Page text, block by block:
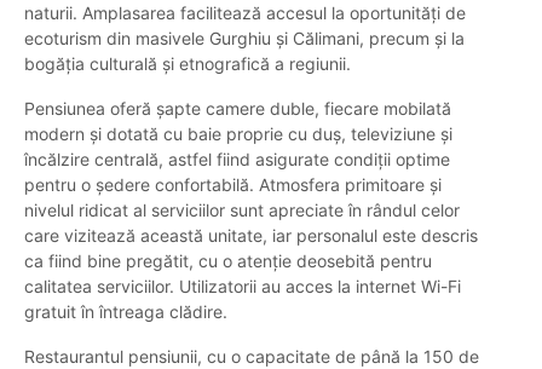
naturii. Amplasarea facilitează accesul la oportunități de
ecoturism din masivele Gurghiu și Călimani, precum și la
bogăția culturală și etnografică a regiunii.
Pensiunea oferă șapte camere duble, fiecare mobilată
modern și dotată cu baie proprie cu duș, televiziune și
încălzire centrală, astfel fiind asigurate condiții optime
pentru o ședere confortabilă. Atmosfera primitoare și
nivelul ridicat al serviciilor sunt apreciate în rândul celor
care vizitează această unitate, iar personalul este descris
ca fiind bine pregătit, cu o atenție deosebită pentru
calitatea serviciilor. Utilizatorii au acces la internet Wi-Fi
gratuit în întreaga clădire.
Restaurantul pensiunii, cu o capacitate de până la 150 de